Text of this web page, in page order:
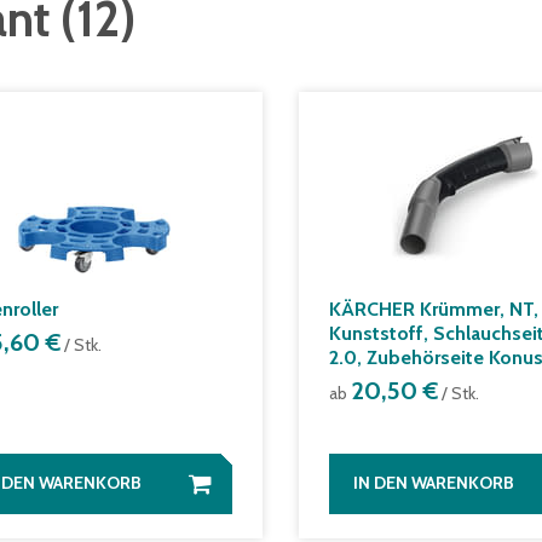
(12)
€/ Stk.
WARENKORB
KÄRCHER Krümmer,
Kunststoff,
2.0, Zubehörseite Konus
ab 20,50 €/ Stk.
IN DEN WARENKORB